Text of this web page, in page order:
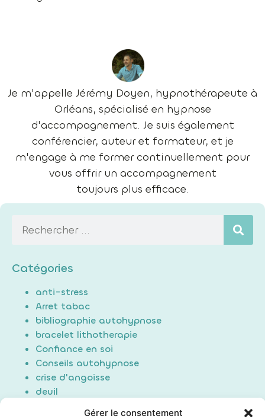
Gérer le consentement
Je m'appelle Jérémy Doyen, hypnothérapeute à
Orléans, spécialisé en hypnose
d'accompagnement. Je suis également
conférencier, auteur et formateur, et je
m'engage à me former continuellement pour
vous offrir un accompagnement
toujours plus efficace.
Catégories
anti-stress
Arret tabac
bibliographie autohypnose
bracelet lithotherapie
Confiance en soi
Conseils autohypnose
crise d'angoisse
deuil